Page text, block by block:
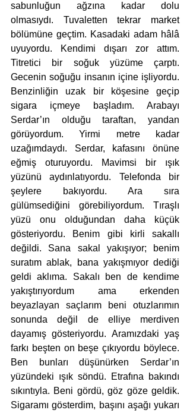
sabunluğun ağzına kadar dolu
olmasıydı. Tuvaletten tekrar market
bölümüne geçtim. Kasadaki adam hâlâ
uyuyordu. Kendimi dışarı zor attım.
Titretici bir soğuk yüzüme çarptı.
Gecenin soğuğu insanın içine işliyordu.
Benzinliğin uzak bir köşesine geçip
sigara içmeye başladım. Arabayı
Serdar’ın olduğu taraftan, yandan
görüyordum. Yirmi metre kadar
uzağımdaydı. Serdar, kafasını önüne
eğmiş oturuyordu. Mavimsi bir ışık
yüzünü aydınlatıyordu. Telefonda bir
şeylere bakıyordu. Ara sıra
gülümsediğini görebiliyordum. Tıraşlı
yüzü onu olduğundan daha küçük
gösteriyordu. Benim gibi kirli sakallı
değildi. Sana sakal yakışıyor; benim
suratım ablak, bana yakışmıyor dediği
geldi aklıma. Sakalı ben de kendime
yakıştırıyordum ama erkenden
beyazlayan saçlarım beni otuzlarımın
sonunda değil de elliye merdiven
dayamış gösteriyordu. Aramızdaki yaş
farkı beşten on beşe çıkıyordu böylece.
Ben bunları düşünürken Serdar’ın
yüzündeki ışık söndü. Etrafına bakındı
sıkıntıyla. Beni gördü, göz göze geldik.
Sigaramı gösterdim, başını aşağı yukarı